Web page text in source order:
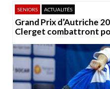
SENIORS ACTUALITÉS
Grand Prix d’Autriche
Clerget combattront